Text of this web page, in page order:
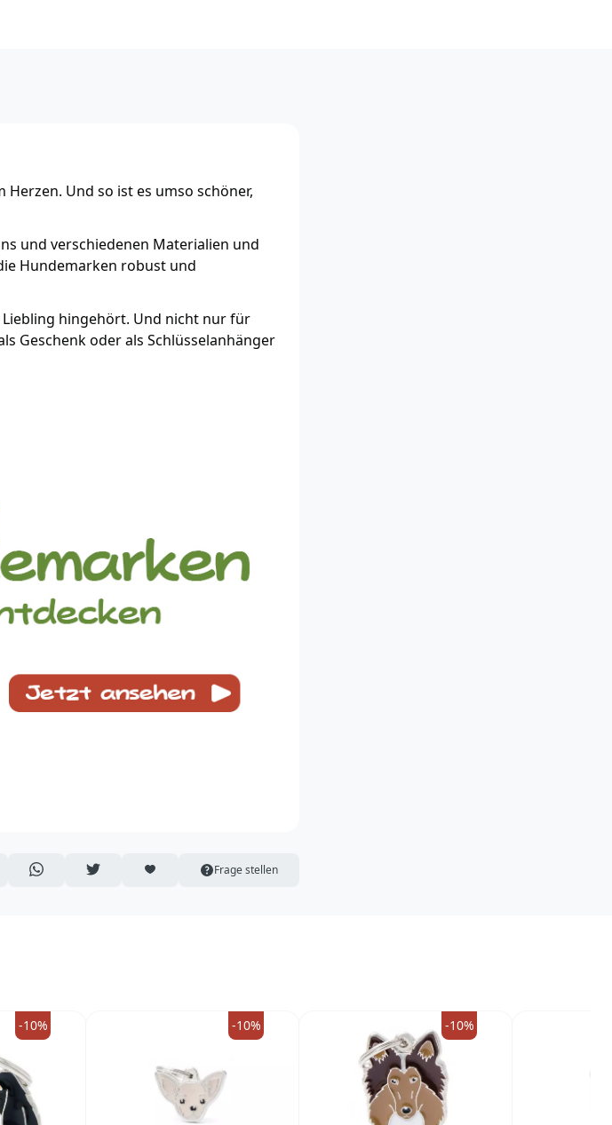
Und so ist es umso schöner,
und verschiedenen Materialien und
Hundemarken robust und
hingehört. Und nicht nur für
Geschenk oder als Schlüsselanhänger
TEILEN
ÜBER WHATSAPP TEILEN
AUF TWITTER TEILENARTIKEL AUF DIE MERKLISTE
Frage stellen
-10% -10% -10%